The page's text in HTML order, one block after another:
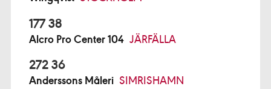
177 38
Alcro Pro Center 104 JÄRFÄLLA
272 36
Anderssons Måleri SIMRISHAMN